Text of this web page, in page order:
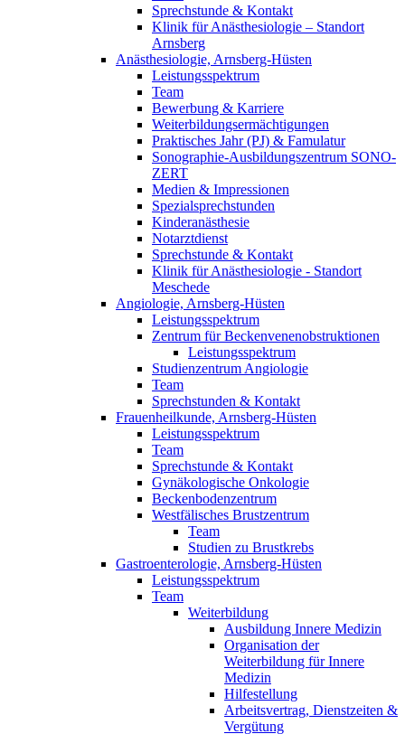
Sprechstunde & Kontakt
Klinik für Anästhesiologie – Standort
Arnsberg
Anästhesiologie, Arnsberg-Hüsten
Leistungsspektrum
Team
Bewerbung & Karriere
Weiterbildungsermächtigungen
Praktisches Jahr (PJ) & Famulatur
Sonographie-Ausbildungszentrum SONO-
ZERT
Medien & Impressionen
Spezialsprechstunden
Kinderanästhesie
Notarztdienst
Sprechstunde & Kontakt
Klinik für Anästhesiologie - Standort
Meschede
Angiologie, Arnsberg-Hüsten
Leistungsspektrum
Zentrum für Beckenvenenobstruktionen
Leistungsspektrum
Studienzentrum Angiologie
Team
Sprechstunden & Kontakt
Frauenheilkunde, Arnsberg-Hüsten
Leistungsspektrum
Team
Sprechstunde & Kontakt
Gynäkologische Onkologie
Beckenbodenzentrum
Westfälisches Brustzentrum
Team
Studien zu Brustkrebs
Gastroenterologie, Arnsberg-Hüsten
Leistungsspektrum
Team
Weiterbildung
Ausbildung Innere Medizin
Organisation der
Weiterbildung für Innere
Medizin
Hilfestellung
Arbeitsvertrag, Dienstzeiten &
Vergütung